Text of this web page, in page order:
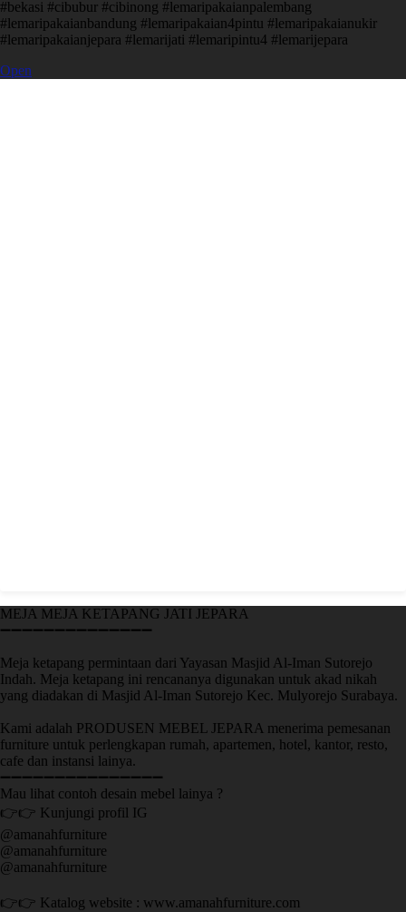
#bekasi #cibubur #cibinong #lemaripakaianpalembang
#lemaripakaianbandung #lemaripakaian4pintu #lemaripakaianukir
#lemaripakaianjepara #lemarijati #lemaripintu4 #lemarijepara
Open
MEJA MEJA KETAPANG JATI JEPARA
➖➖➖➖➖➖➖➖➖➖➖➖➖➖
Meja ketapang permintaan dari Yayasan Masjid Al-Iman Sutorejo
Indah. Meja ketapang ini rencananya digunakan untuk akad nikah
yang diadakan di Masjid Al-Iman Sutorejo Kec. Mulyorejo Surabaya.
Kami adalah PRODUSEN MEBEL JEPARA menerima pemesanan
furniture untuk perlengkapan rumah, apartemen, hotel, kantor, resto,
cafe dan instansi lainya.
➖➖➖➖➖➖➖➖➖➖➖➖➖➖➖
Mau lihat contoh desain mebel lainya ?
👉👉 Kunjungi profil IG
@amanahfurniture
@amanahfurniture
@amanahfurniture
👉👉 Katalog website : www.amanahfurniture.com